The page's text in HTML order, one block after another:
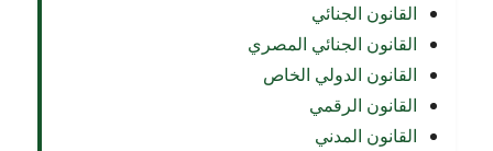
القانون الجنائي
القانون الجنائي المصري
القانون الدولي الخاص
القانون الرقمي
القانون المدني